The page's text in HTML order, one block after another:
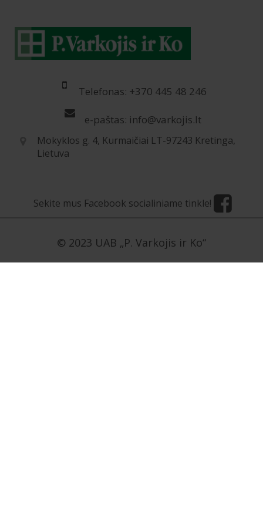
Telefonas: +370 445 48 246
e-paštas: info@varkojis.lt
Mokyklos g. 4, Kurmaičiai LT-97243 Kretinga,
Lietuva
Sekite mus Facebook socialiniame tinkle!
© 2023 UAB „P. Varkojis ir Ko“